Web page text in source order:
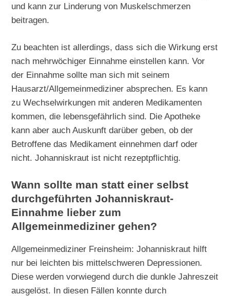
und kann zur Linderung von Muskelschmerzen
beitragen.
Zu beachten ist allerdings, dass sich die Wirkung erst
nach mehrwöchiger Einnahme einstellen kann. Vor
der Einnahme sollte man sich mit seinem
Hausarzt/Allgemeinmediziner absprechen. Es kann
zu Wechselwirkungen mit anderen Medikamenten
kommen, die lebensgefährlich sind. Die Apotheke
kann aber auch Auskunft darüber geben, ob der
Betroffene das Medikament einnehmen darf oder
nicht. Johanniskraut ist nicht rezeptpflichtig.
Wann sollte man statt einer selbst
durchgeführten Johanniskraut-
Einnahme lieber zum
Allgemeinmediziner gehen?
Allgemeinmediziner Freinsheim: Johanniskraut hilft
nur bei leichten bis mittelschweren Depressionen.
Diese werden vorwiegend durch die dunkle Jahreszeit
ausgelöst. In diesen Fällen konnte durch